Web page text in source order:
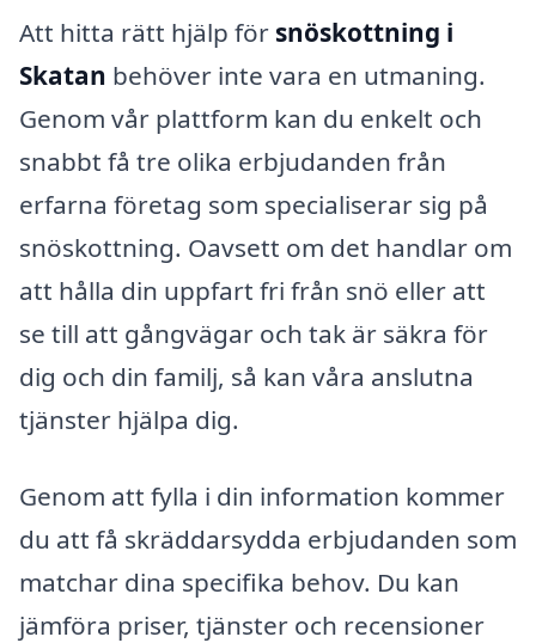
Att hitta rätt hjälp för snöskottning i
Skatan behöver inte vara en utmaning.
Genom vår plattform kan du enkelt och
snabbt få tre olika erbjudanden från
erfarna företag som specialiserar sig på
snöskottning. Oavsett om det handlar om
att hålla din uppfart fri från snö eller att
se till att gångvägar och tak är säkra för
dig och din familj, så kan våra anslutna
tjänster hjälpa dig.
Genom att fylla i din information kommer
du att få skräddarsydda erbjudanden som
matchar dina specifika behov. Du kan
jämföra priser, tjänster och recensioner